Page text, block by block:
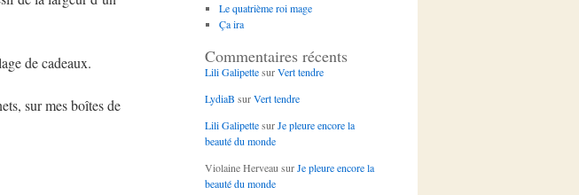
de cadeaux.
sur mes boîtes de
Le quatrième roi mage
Ça ira
Commentaires récents
Lili GalipettesurVert tendre
LydiaB surVert tendre
Lili GalipettesurJe pleure encore la
beauté du monde
Violaine Herveau surJe pleure encore la
beauté du monde